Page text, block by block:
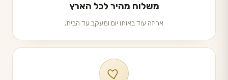
משלוח מהיר לכל הארץ
אריזה עוד באותו יום ומעקב עד הבית.